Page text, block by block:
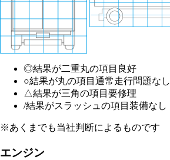
◎結果が二重丸の項目 良好
○結果が丸の項目 通常走行問題なし
△結果が三角の項目 要修理
/結果がスラッシュの項目 装備なし
※あくまでも当社判断によるものです
エンジン